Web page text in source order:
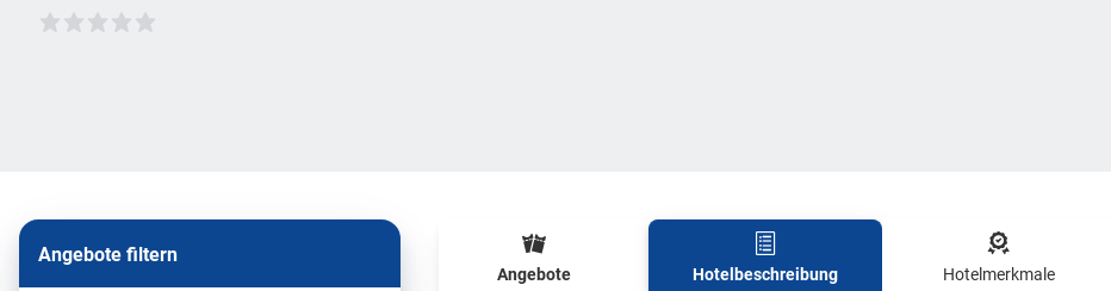
5
Angebote filtern
Angebote Hotelbeschreibung Hotelmerkmale